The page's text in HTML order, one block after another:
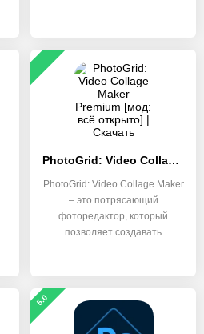
PhotoGrid: Video Collage Maker
PhotoGrid: Video Collage Maker
– это потрясающий
фоторедактор, который
позволяет создавать
5.0